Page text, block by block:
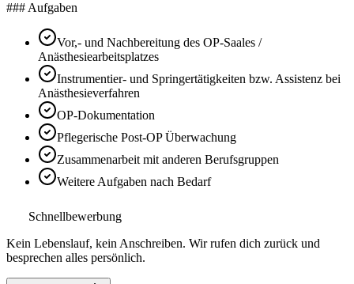
### Aufgaben
Vor,- und Nachbereitung des OP-Saales /
Anästhesiearbeitsplatzes
Instrumentier- und Springertätigkeiten bzw. Assistenz bei
Anästhesieverfahren
OP-Dokumentation
Pflegerische Post-OP Überwachung
Zusammenarbeit mit anderen Berufsgruppen
Weitere Aufgaben nach Bedarf
Schnellbewerbung
Kein Lebenslauf, kein Anschreiben. Wir rufen dich zurück und
besprechen alles persönlich.